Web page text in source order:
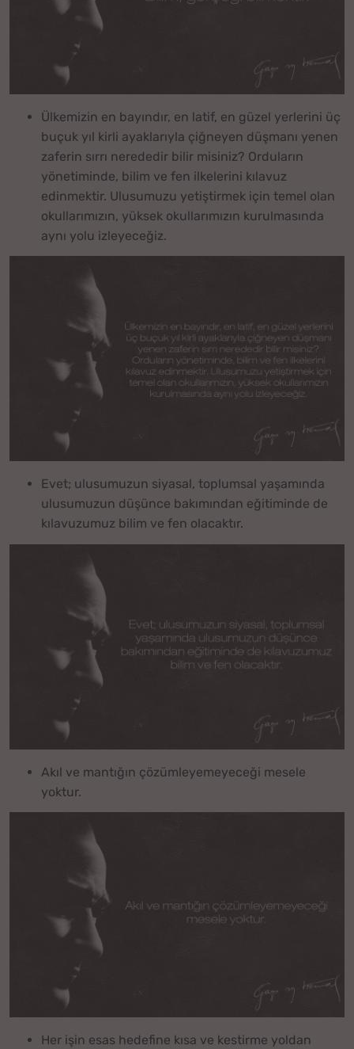
Ülkemizin en bayındır, en latif, en güzel yerlerini üç
buçuk yıl kirli ayaklarıyla çiğneyen düşmanı yenen
zaferin sırrı nerededir bilir misiniz? Orduların
yönetiminde, bilim ve fen ilkelerini kılavuz
edinmektir. Ulusumuzu yetiştirmek için temel olan
okullarımızın, yüksek okullarımızın kurulmasında
aynı yolu izleyeceğiz.
Evet; ulusumuzun siyasal, toplumsal yaşamında
ulusumuzun düşünce bakımından eğitiminde de
kılavuzumuz bilim ve fen olacaktır.
Akıl ve mantığın çözümleyemeyeceği mesele
yoktur.
Her işin esas hedefine kısa ve kestirme yoldan